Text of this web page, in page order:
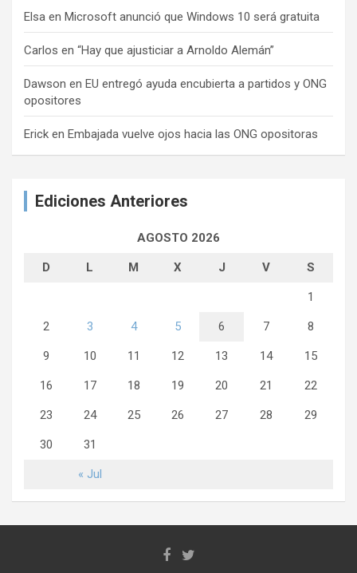
Elsa en Microsoft anunció que Windows 10 será gratuita
Carlos en “Hay que ajusticiar a Arnoldo Alemán”
Dawson en EU entregó ayuda encubierta a partidos y ONG
opositores
Erick en Embajada vuelve ojos hacia las ONG opositoras
Ediciones Anteriores
AGOSTO 2026
D L M X J V S
« Jul
1
2 3 4 5 6 7 8
9 10 11 12 13 14 15
16 17 18 19 20 21 22
23 24 25 26 27 28 29
30 31